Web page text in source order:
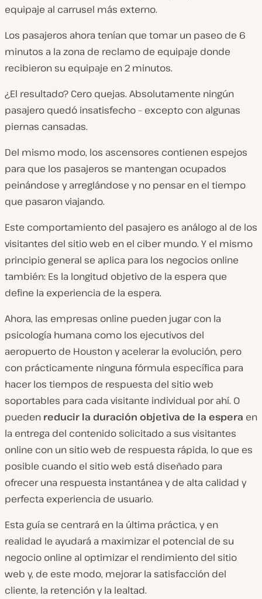
equipaje al carrusel más externo.
Los pasajeros ahora tenían que tomar un paseo de 6
minutos a la zona de reclamo de equipaje donde
recibieron su equipaje en 2 minutos.
¿El resultado? Cero quejas. Absolutamente ningún
pasajero quedó insatisfecho – excepto con algunas
piernas cansadas.
Del mismo modo, los ascensores contienen espejos
para que los pasajeros se mantengan ocupados
peinándose y arreglándose y no pensar en el tiempo
que pasaron viajando.
Este comportamiento del pasajero es análogo al de los
visitantes del sitio web en el ciber mundo. Y el mismo
principio general se aplica para los negocios online
también: Es la longitud objetivo de la espera que
define la experiencia de la espera.
Ahora, las empresas online pueden jugar con la
psicología humana como los ejecutivos del
aeropuerto de Houston y acelerar la evolución, pero
con prácticamente ninguna fórmula específica para
hacer los tiempos de respuesta del sitio web
soportables para cada visitante individual por ahí. O
pueden reducir la duración objetiva de la espera en
la entrega del contenido solicitado a sus visitantes
online con un sitio web de respuesta rápida, lo que es
posible cuando el sitio web está diseñado para
ofrecer una respuesta instantánea y de alta calidad y
perfecta experiencia de usuario.
Esta guía se centrará en la última práctica, y en
realidad le ayudará a maximizar el potencial de su
negocio online al optimizar el rendimiento del sitio
web y, de este modo, mejorar la satisfacción del
cliente, la retención y la lealtad.